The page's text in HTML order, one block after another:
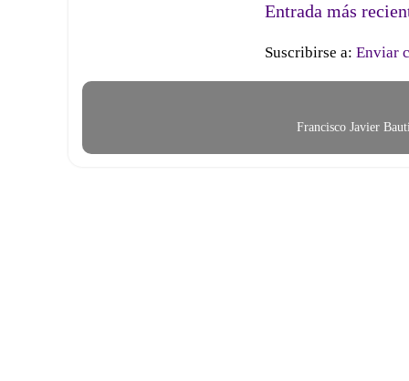
Entrada más
Suscribirse a: Enviar
Francisco Javier